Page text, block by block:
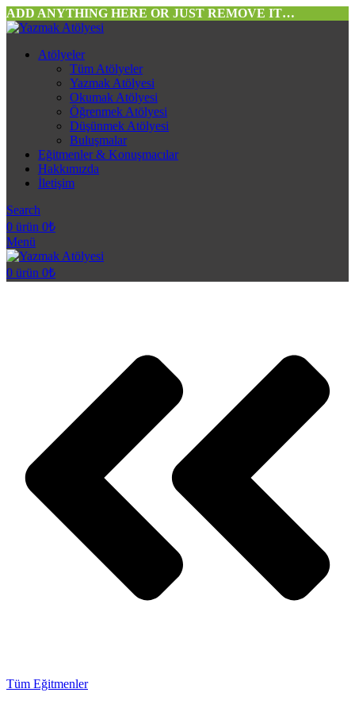
ADD ANYTHING HERE OR JUST REMOVE IT…
Atölyeler
Tüm Atölyeler
Yazmak Atölyesi
Okumak Atölyesi
Öğrenmek Atölyesi
Düşünmek Atölyesi
Buluşmalar
Eğitmenler & Konuşmacılar
Hakkımızda
İletişim
Search
0 ürün 0₺
Menü
0 ürün 0₺
Tüm Eğitmenler